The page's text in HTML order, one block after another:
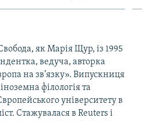
як Марія Щур, із 1995
ведуча, авторка
на зв’язку». Випускниця
філологія та
університету в
Стажувалася в Reuters і